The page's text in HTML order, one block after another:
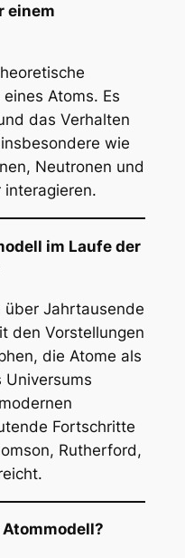
einem
Atoms. Es
das Verhalten
wie
Neutronen und
interagieren.
im Laufe der
über Jahrtausende
den Vorstellungen
die Atome als
Universums
Fortschritte
Rutherford,